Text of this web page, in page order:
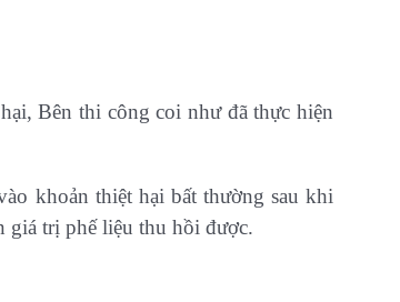
Bên thi công coi như đã thực hiện
khoản thiệt hại bất thường sau khi
giá trị phế liệu thu hồi được.